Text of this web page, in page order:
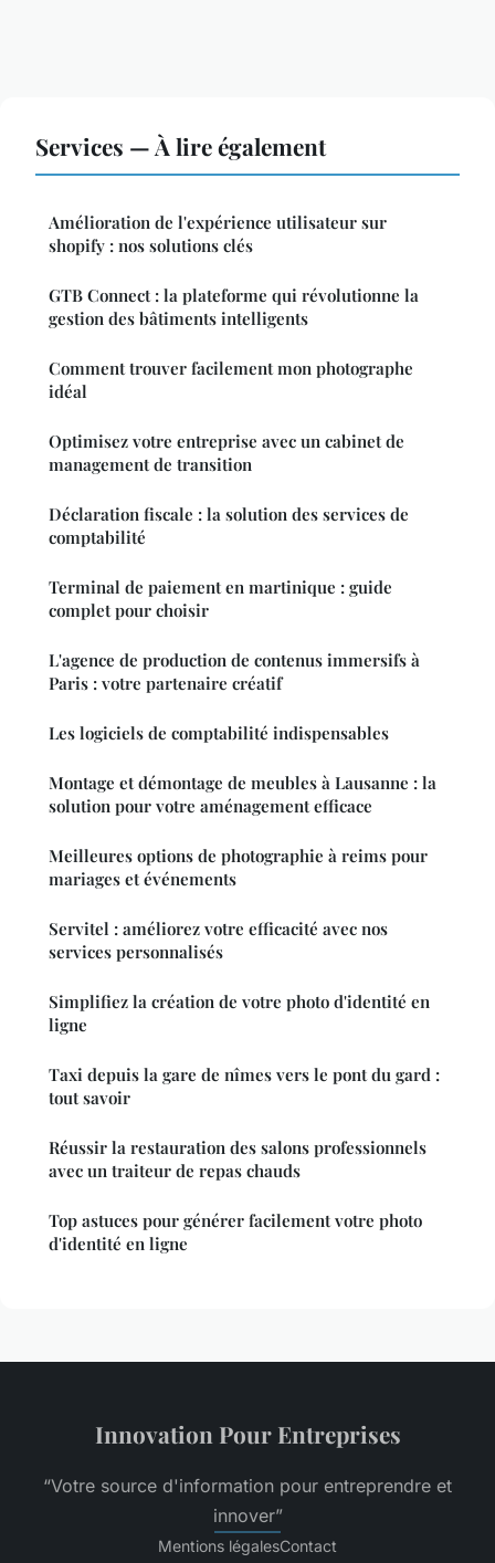
Services — À lire également
Amélioration de l'expérience utilisateur sur
shopify : nos solutions clés
GTB Connect : la plateforme qui révolutionne la
gestion des bâtiments intelligents
Comment trouver facilement mon photographe
idéal
Optimisez votre entreprise avec un cabinet de
management de transition
Déclaration fiscale : la solution des services de
comptabilité
Terminal de paiement en martinique : guide
complet pour choisir
L'agence de production de contenus immersifs à
Paris : votre partenaire créatif
Les logiciels de comptabilité indispensables
Montage et démontage de meubles à Lausanne : la
solution pour votre aménagement efficace
Meilleures options de photographie à reims pour
mariages et événements
Servitel : améliorez votre efficacité avec nos
services personnalisés
Simplifiez la création de votre photo d'identité en
ligne
Taxi depuis la gare de nîmes vers le pont du gard :
tout savoir
Réussir la restauration des salons professionnels
avec un traiteur de repas chauds
Top astuces pour générer facilement votre photo
d'identité en ligne
Innovation Pour Entreprises
“Votre source d'information pour entreprendre et
innover”
Mentions légalesContact